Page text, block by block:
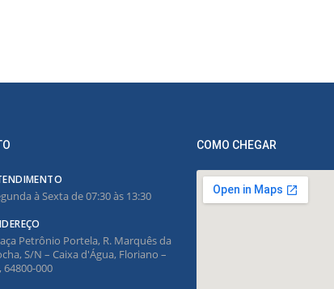
à Sexta de 07:30 às 13:30
Petrônio Portela, R. Marquês da
S/N – Caixa d'Água, Floriano –
64800-000
COMO CHEGAR